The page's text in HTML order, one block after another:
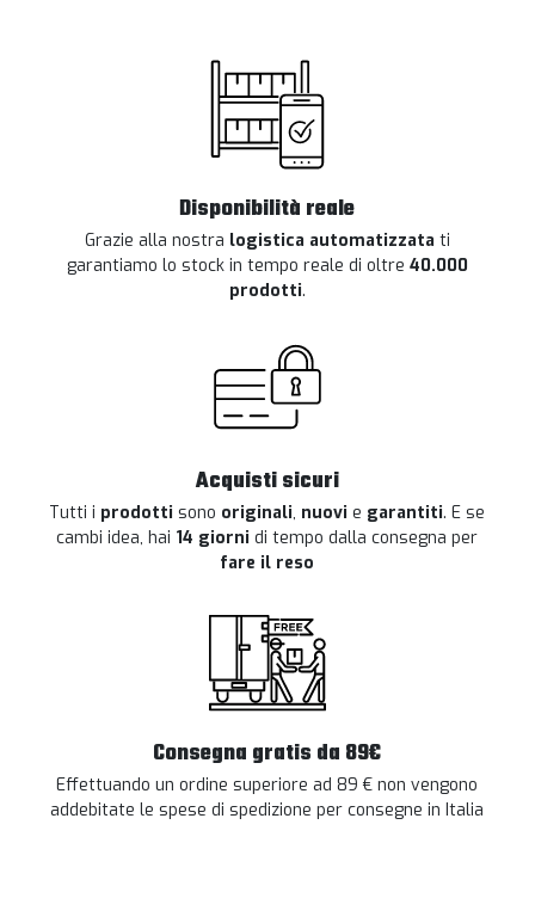
Disponibilità reale
Grazie alla nostra logistica automatizzata ti
garantiamo lo stock in tempo reale di oltre 40.000
prodotti.
Acquisti sicuri
Tutti i prodotti sono originali, nuovi e garantiti. E se
cambi idea, hai 14 giorni di tempo dalla consegna per
fare il reso
Consegna gratis da 89€
Effettuando un ordine superiore ad 89 € non vengono
addebitate le spese di spedizione per consegne in Italia